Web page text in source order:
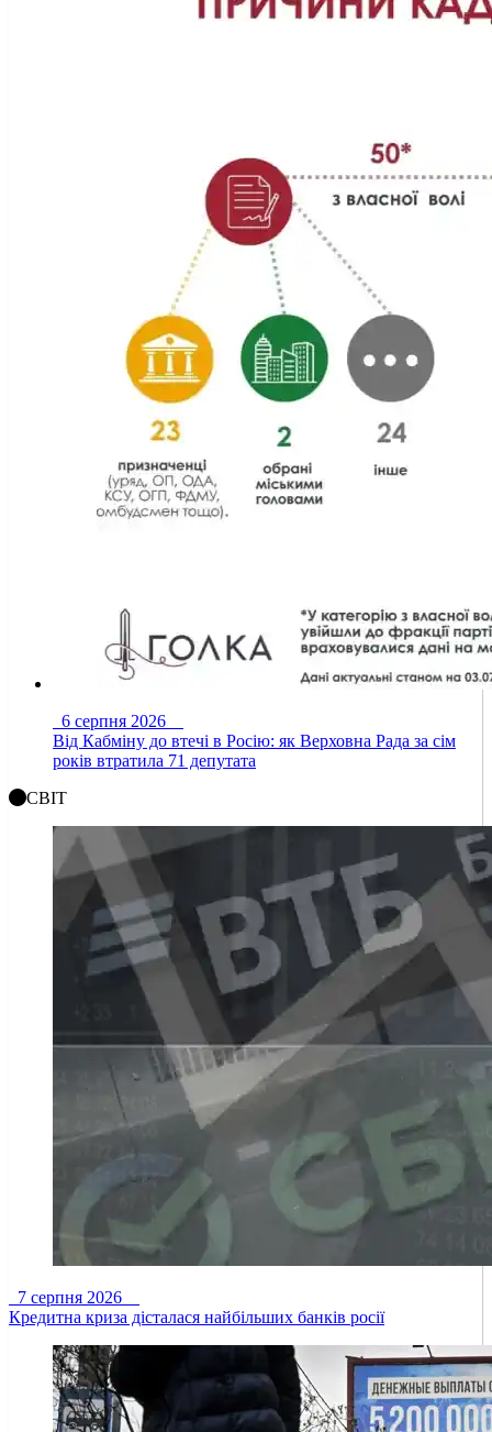
6 серпня 2026
Від Кабміну до втечі в Росію: як Верховна Рада за сім
років втратила 71 депутата
СВІТ
7 серпня 2026
Кредитна криза дісталася найбільших банків росії